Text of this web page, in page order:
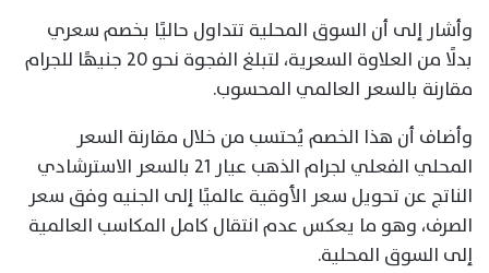
وأشار إلى أن السوق المحلية تتداول حاليًا بخصم سعري
بدلًا من العلاوة السعرية، لتبلغ الفجوة نحو 20 جنيهًا للجرام
مقارنة بالسعر العالمي المحسوب.
وأضاف أن هذا الخصم يُحتسب من خلال مقارنة السعر
المحلي الفعلي لجرام الذهب عيار 21 بالسعر الاسترشادي
الناتج عن تحويل سعر الأوقية عالميًا إلى الجنيه وفق سعر
الصرف، وهو ما يعكس عدم انتقال كامل المكاسب العالمية
إلى السوق المحلية.